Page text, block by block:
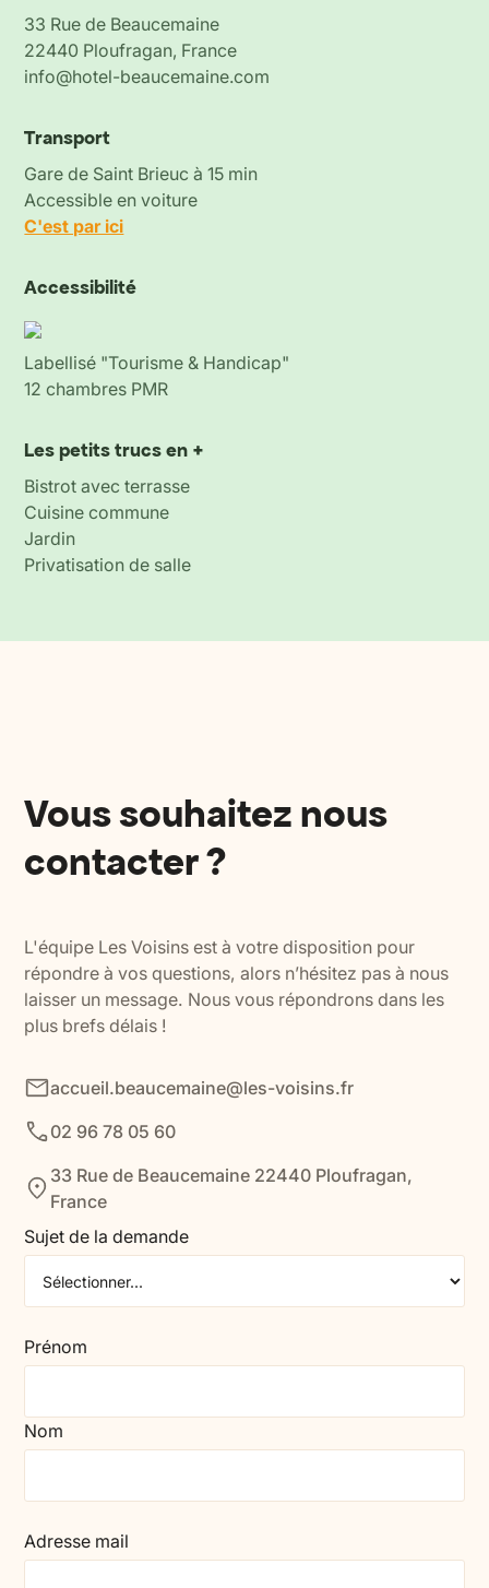
33 Rue de Beaucemaine
22440 Ploufragan, France
info@hotel-beaucemaine.com
Transport
Gare de Saint Brieuc à 15 min
Accessible en voiture
C'est par ici
Accessibilité
Labellisé "Tourisme & Handicap"
12 chambres PMR
Les petits trucs en +
Bistrot avec terrasse
Cuisine commune
Jardin
Privatisation de salle
Vous souhaitez nous
contacter ?
L'équipe Les Voisins est à votre disposition pour
répondre à vos questions, alors n’hésitez pas à nous
laisser un message. Nous vous répondrons dans les
plus brefs délais !
accueil.beaucemaine@les-voisins.fr
02 96 78 05 60
33 Rue de Beaucemaine 22440 Ploufragan,
France
Sujet de la demande
Prénom
Nom
Adresse mail